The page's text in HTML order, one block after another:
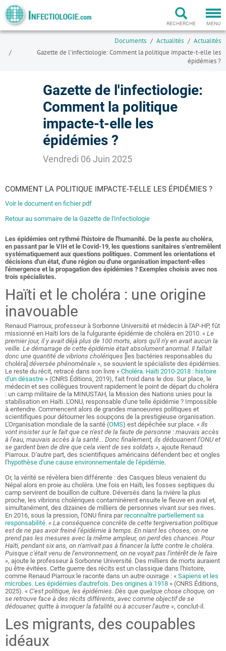
MENU
RECHERCHE
Documents Actualités
Actualités
Gazette de l'infectiologie: Comment la politique impacte-t-elle les
épidémies ?
Gazette de l'infectiologie:
Comment la politique
impacte-t-elle les
épidémies ?
Vendredi 06 Juin 2025
COMMENT LA POLITIQUE IMPACTE-T-ELLE LES ÉPIDÉMIES ?
Voir le document en fichier pdf
Retour au sommaire de la Gazette de l'Infectiologie
Les épidémies ont rythmé l'histoire de l'humanité. De la peste au choléra,
en passant par le VIH et le Covid-19, les questions sanitaires s'entremêlent
systématiquement aux questions politiques. Comment les orientations et
décisions d'un état, d'une région ou d'une organisation impactent-elles
l'émergence et la propagation des épidémies ? Exemples choisis avec nos
trois spécialistes.
Haïti et le choléra : une origine
inavouable
Renaud Piarroux, professeur à Sorbonne Université et médecin à l'AP-HP, fût
missionné en Haïti lors de la fulgurante épidémie de choléra en 2010. « Le
premier jour, il y avait déjà plus de 100 morts, alors qu'il n'y en avait aucun la
veille. Le démarrage de cette épidémie était absolument anormal. Il fallait
donc une quantité de vibrions cholériques
[les bactéries responsables du
choléra] déversée phénoménale », se souvient le spécialiste des épidémies.
Le reste du récit, retracé dans son livre « Choléra. Haïti 2010-2018 : histoire
d'un désastre » (CNRS Éditions, 2019), fait froid dans le dos. Sur place, le
médecin et ses collègues trouvent rapidement le point de départ du choléra
: un camp militaire de la MINUSTAH, la Mission des Nations unies pour la
stabilisation en Haïti. L'ONU, responsable d'une telle épidémie ? Impossible
à entendre. Commencent alors de grandes manoeuvres politiques et
scientifiques pour détourner les soupçons de la prestigieuse organisation.
L'Organisation mondiale de la santé (OMS) est dépêchée sur place. « Ils
vont insister sur le fait que ce n'est de la faute de personne : mauvais accès
à l'eau, mauvais accès à la santé... Donc finalement, ils dédouanent l'ONU et
se gardent bien de dire que cela vient de ses soldats », ajoute Renaud
Piarroux. D'autre part, des scientifiques américains défendent bec et ongles
l'hypothèse d'une cause environnementale de l'épidémie.
Or, la vérité se révèlera bien différente : des Casques bleus venaient du
Népal alors en proie au choléra. Une fois en Haïti, les fosses septiques du
camp servirent de bouillon de culture. Déversés dans la rivière la plus
proche, les vibrions cholériques contaminèrent ensuite le fleuve en aval et,
simultanément, des dizaines de milliers de personnes vivant sur ses rives.
En 2016, sous la pression, l'ONU finira parreconnaître partiellement sa
responsabilité. « La conséquence concrète de cette tergiversation politique
est de ne pas avoir freiné l'épidémie à temps. En niant les choses, on ne
prend pas les mesures avec la même ampleur, on perd des chances. Pour
Haïti, pendant six ans, on n'arrivait pas à financer la lutte contre le choléra.
Puisque c'était venu de l'environnement, on ne voyait pas l'intérêt de le faire
», ajoute le professeur à Sorbonne Université. Des milliers de morts auraient
pu être évitées. Cette guerre des récits est un classique dans l'histoire,
comme Renaud Piarroux le raconte dans un autre ouvrage : « Sapiens et les
microbes. Les épidémies d'autrefois. Des origines à 1918 » (CNRS Éditions,
2025). « C'est politique, les épidémies. Dès que quelque chose choque, on
se retrouve face à des récits différents, avec comme objectif de se
dédouaner, quitte à invoquer la fatalité ou à accuser l'autre », conclut-il.
Les migrants, des coupables
idéaux